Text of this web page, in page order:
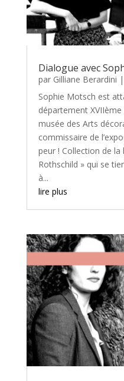
Dialogue avec
par Gilliane Berardini |
Sophie Motsch est
département
musée des Arts
commissaire de
peur ! Collection de la
Rothschild » qui se
à...
lire plus